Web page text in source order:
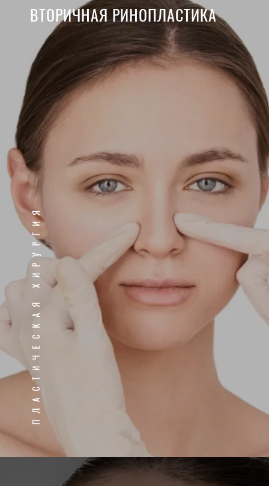
ВТОРИЧНАЯ РИНОПЛАСТИКА
ПЛАСТИЧЕСКАЯ ХИРУРГИЯ